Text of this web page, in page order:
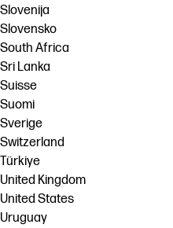
Slovenija
Slovensko
South Africa
Sri Lanka
Suisse
Suomi
Sverige
Switzerland
Türkiye
United Kingdom
United States
Uruguay